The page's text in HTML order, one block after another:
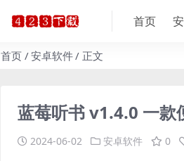
首页
首页 安卓软件 正文
蓝莓听书 v1.4.0 一款
2024-06-02 安卓软件 0